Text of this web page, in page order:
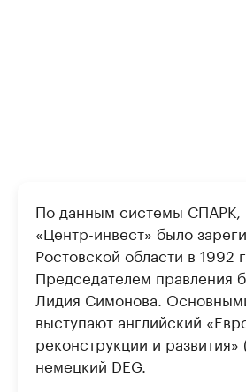
По данным системы
«Центр-инвест» было
Ростовской области в 1992
Председателем правления
Лидия Симонова.
выступают английский
реконструкции и развития»
немецкий DEG.